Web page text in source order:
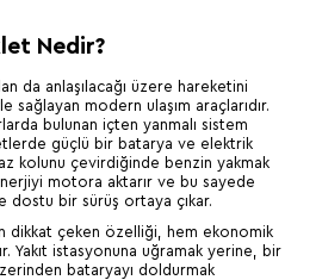
Nedir?
da anlaşılacağı üzere hareketini
sağlayan modern ulaşım araçlarıdır.
bulunan içten yanmalı sistem
güçlü bir batarya ve elektrik
kolunu çevirdiğinde benzin yakmak
motora aktarır ve bu sayede
dostu bir sürüş ortaya çıkar.
dikkat çeken özelliği, hem ekonomik
Yakıt istasyonuna uğramak yerine, bir
bataryayı doldurmak